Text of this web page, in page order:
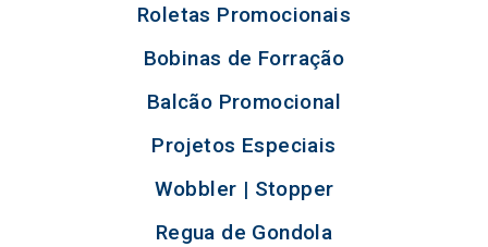
Roletas Promocionais
Bobinas de Forração
Balcão Promocional
Projetos Especiais
Wobbler | Stopper
Regua de Gondola